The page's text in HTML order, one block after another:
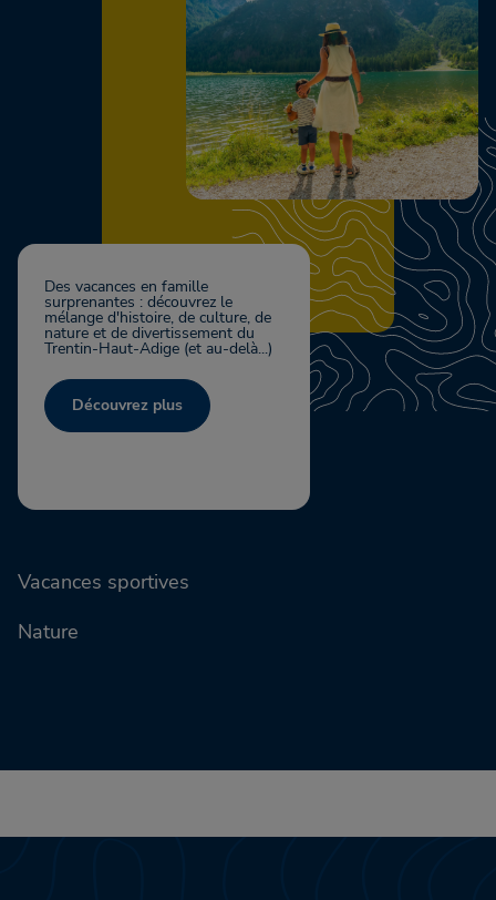
Des vacances en famille
surprenantes : découvrez le
mélange d'histoire, de culture, de
nature et de divertissement du
Trentin-Haut-Adige (et au-delà...)
Découvrez plus
Vacances sportives
Nature